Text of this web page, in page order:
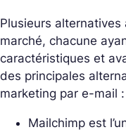
Plusieurs
marché, chacune
caractéristiques et
des principales
marketing par e-mail :
Mailchimp est